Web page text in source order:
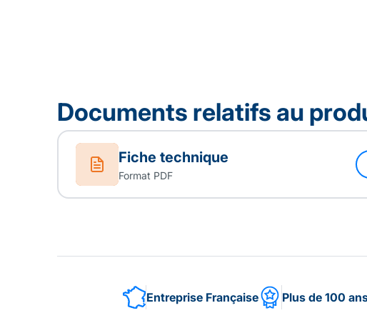
Documents relatifs au
Fiche technique
Format PDF
Entreprise Française Plus de 100